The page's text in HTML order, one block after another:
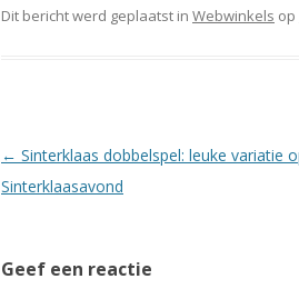
Dit bericht werd geplaatst in Webwinkels op
Berichtnavigatie
← Sinterklaas dobbelspel: leuke variatie
Sinterklaasavond
Geef een reactie